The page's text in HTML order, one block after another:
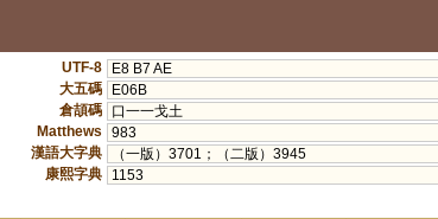
UTF-8
E8 B7 AE
大五碼
E06B
倉頡碼
口一一戈土
Matthews
983
漢語大字典
（一版）3701；（二版）3945
康熙字典
1153